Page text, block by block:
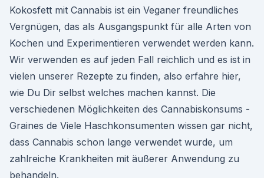
Kokosfett mit Cannabis ist ein Veganer freundliches
Vergnügen, das als Ausgangspunkt für alle Arten von
Kochen und Experimentieren verwendet werden kann.
Wir verwenden es auf jeden Fall reichlich und es ist in
vielen unserer Rezepte zu finden, also erfahre hier,
wie Du Dir selbst welches machen kannst. Die
verschiedenen Möglichkeiten des Cannabiskonsums -
Graines de Viele Haschkonsumenten wissen gar nicht,
dass Cannabis schon lange verwendet wurde, um
zahlreiche Krankheiten mit äußerer Anwendung zu
behandeln.